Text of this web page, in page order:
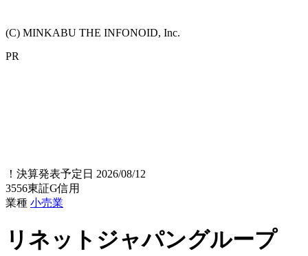
(C) MINKABU THE INFONOID, Inc.
PR
！ 決算発表予定日 2026/08/12
3556東証G信用
業種 小売業
リネットジャパングループ